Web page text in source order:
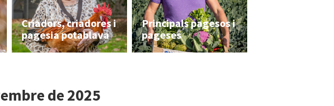
Criadors, criadores i
pagesia potablava
Principals pagesos i
pageses
de 2025